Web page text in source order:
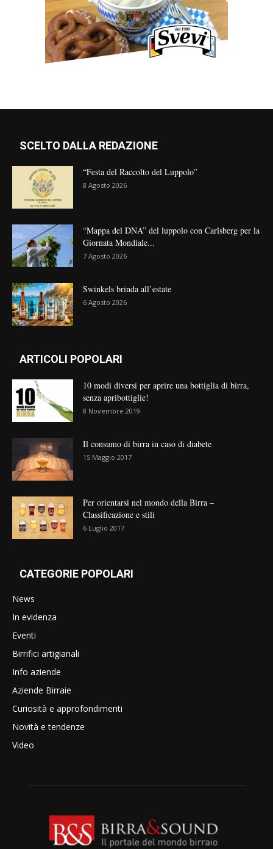
SCELTO DALLA REDAZIONE
“Festa del Raccolto del Luppolo”
8 Agosto 2026
“Mappa del DNA” del luppolo con Carlsberg per la
Giornata Mondiale...
7 Agosto 2026
Swinkels brinda all’estate
6 Agosto 2026
ARTICOLI POPOLARI
10 modi diversi per aprire una bottiglia di birra,
senza apribottiglie!
8 Novembre 2019
Il consumo di birra in caso di diabete
15 Maggio 2017
Per orientarsi nel mondo della Birra –
Classificazione e stili
6 Luglio 2017
CATEGORIE POPOLARI
News
In evidenza
Eventi
Birrifici artigianali
Info aziende
Aziende Birraie
Curiosità e approfondimenti
Novità e tendenze
Video